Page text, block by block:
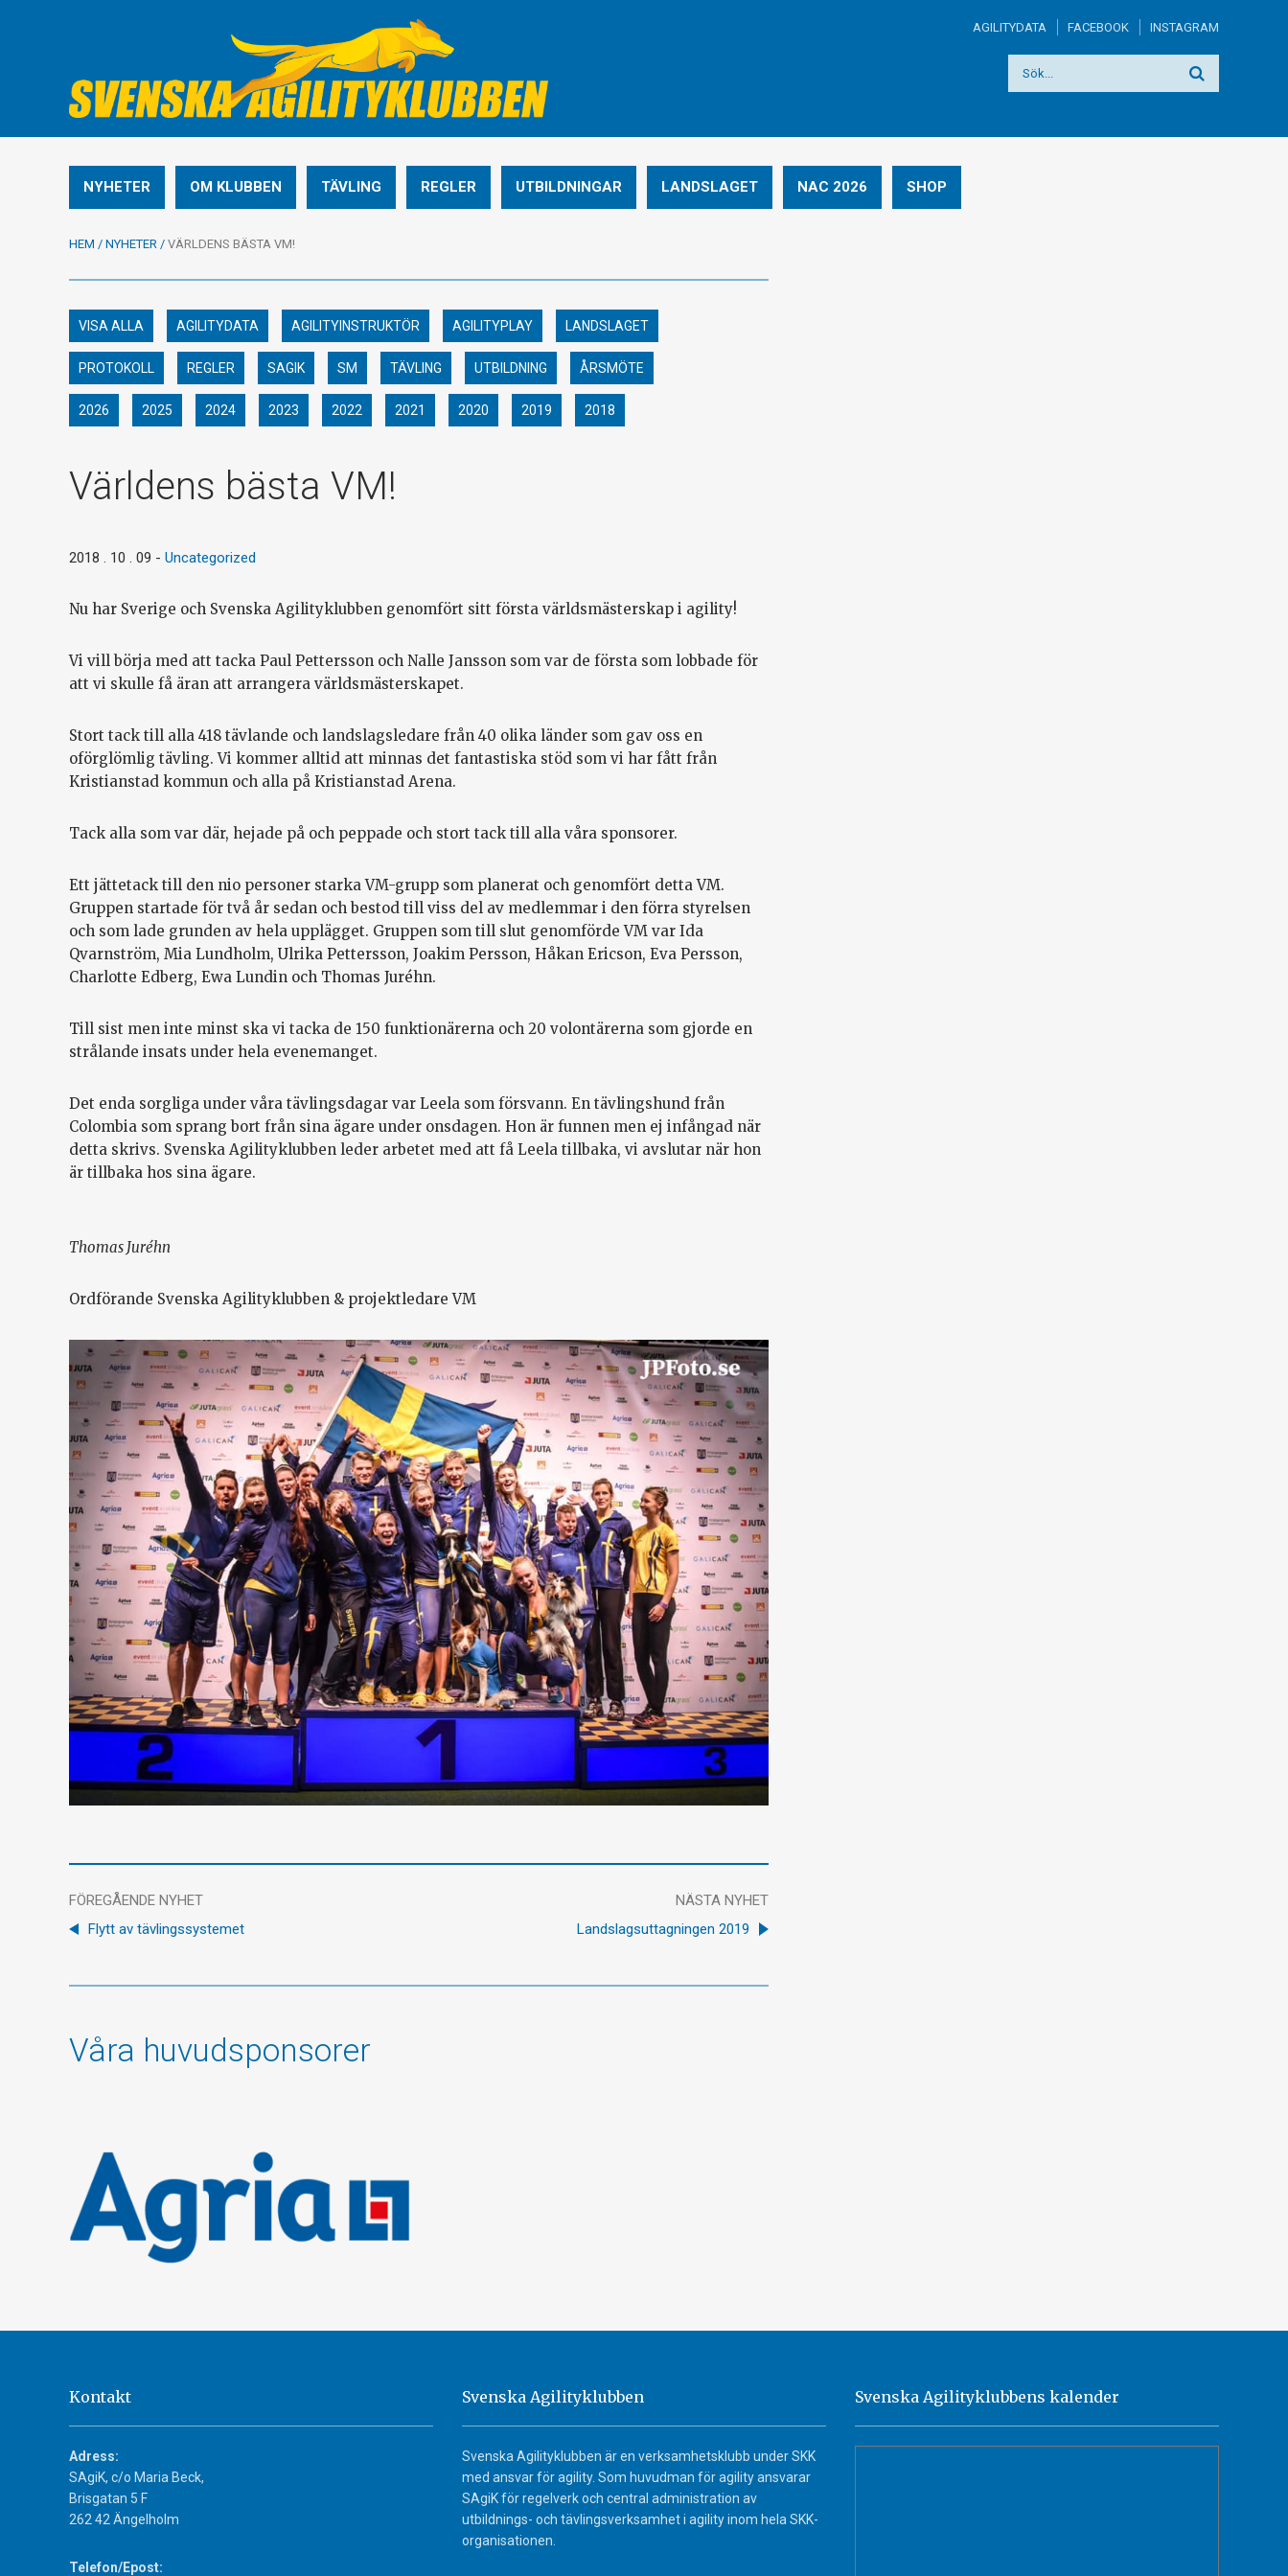
AGILITYDATA FACEBOOK INSTAGRAM
NYHETER OM KLUBBEN TÄVLING REGLER UTBILDNINGAR LANDSLAGET NAC 2026 SHOP
HEM / NYHETER / VÄRLDENS BÄSTA VM!
VISA ALLA AGILITYDATA AGILITYINSTRUKTÖR AGILITYPLAY LANDSLAGET
PROTOKOLL REGLER SAGIK SM TÄVLING UTBILDNING ÅRSMÖTE
2026 2025 2024 2023 2022 2021 2020 2019 2018
Världens bästa VM!
2018 . 10 . 09 - Uncategorized
Nu har Sverige och Svenska Agilityklubben genomfört sitt första världsmästerskap i agility!
Vi vill börja med att tacka Paul Pettersson och Nalle Jansson som var de första som lobbade för
att vi skulle få äran att arrangera världsmästerskapet.
Stort tack till alla 418 tävlande och landslagsledare från 40 olika länder som gav oss en
oförglömlig tävling. Vi kommer alltid att minnas det fantastiska stöd som vi har fått från
Kristianstad kommun och alla på Kristianstad Arena.
Tack alla som var där, hejade på och peppade och stort tack till alla våra sponsorer.
Ett jättetack till den nio personer starka VM-grupp som planerat och genomfört detta VM.
Gruppen startade för två år sedan och bestod till viss del av medlemmar i den förra styrelsen
och som lade grunden av hela upplägget. Gruppen som till slut genomförde VM var Ida
Qvarnström, Mia Lundholm, Ulrika Pettersson, Joakim Persson, Håkan Ericson, Eva Persson,
Charlotte Edberg, Ewa Lundin och Thomas Juréhn.
Till sist men inte minst ska vi tacka de 150 funktionärerna och 20 volontärerna som gjorde en
strålande insats under hela evenemanget.
Det enda sorgliga under våra tävlingsdagar var Leela som försvann. En tävlingshund från
Colombia som sprang bort från sina ägare under onsdagen. Hon är funnen men ej infångad när
detta skrivs. Svenska Agilityklubben leder arbetet med att få Leela tillbaka, vi avslutar när hon
är tillbaka hos sina ägare.
Thomas Juréhn
Ordförande Svenska Agilityklubben & projektledare VM
FÖREGÅENDE NYHET
Flytt av tävlingssystemet
NÄSTA NYHET
Landslagsuttagningen 2019
Våra huvudsponsorer
Kontakt
Adress:
SAgiK, c/o Maria Beck,
Brisgatan 5 F
262 42 Ängelholm
Telefon/Epost:
Svenska Agilityklubben
Svenska Agilityklubben är en verksamhetsklubb under SKK
med ansvar för agility. Som huvudman för agility ansvarar
SAgiK för regelverk och central administration av
utbildnings- och tävlingsverksamhet i agility inom hela SKK-
organisationen.
Svenska Agilityklubbens kalender